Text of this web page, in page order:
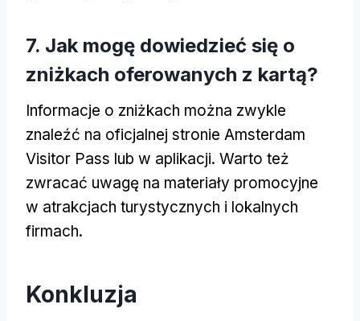
7. Jak mogę dowiedzieć się o
zniżkach oferowanych z kartą?
Informacje o zniżkach można zwykle
znaleźć na oficjalnej stronie Amsterdam
Visitor Pass lub w aplikacji. Warto też
zwracać uwagę na materiały promocyjne
w atrakcjach turystycznych i lokalnych
firmach.
Konkluzja